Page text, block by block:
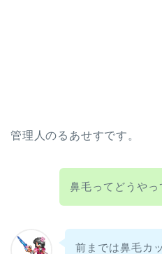
管理人のるあせすです。
鼻毛ってどうやっ
前までは鼻毛カ